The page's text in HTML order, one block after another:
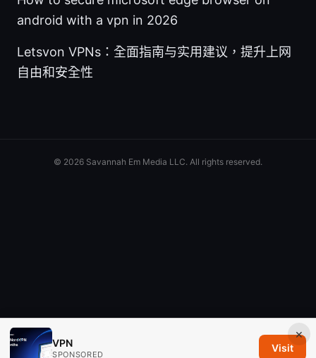
android with a vpn in 2026
Letsvon VPNs：全面指南与实用建议，提升上网
自由和安全性
×
VPN
SPONSORED
Visit
© 2026 Savannah Em Media LLC. All rights reserved.